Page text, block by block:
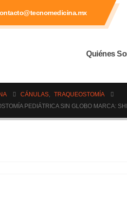
Quiénes
CÁNULAS, TRAQUEOSTOMÍA
PEDIÁTRICA SIN GLOBO MARCA: